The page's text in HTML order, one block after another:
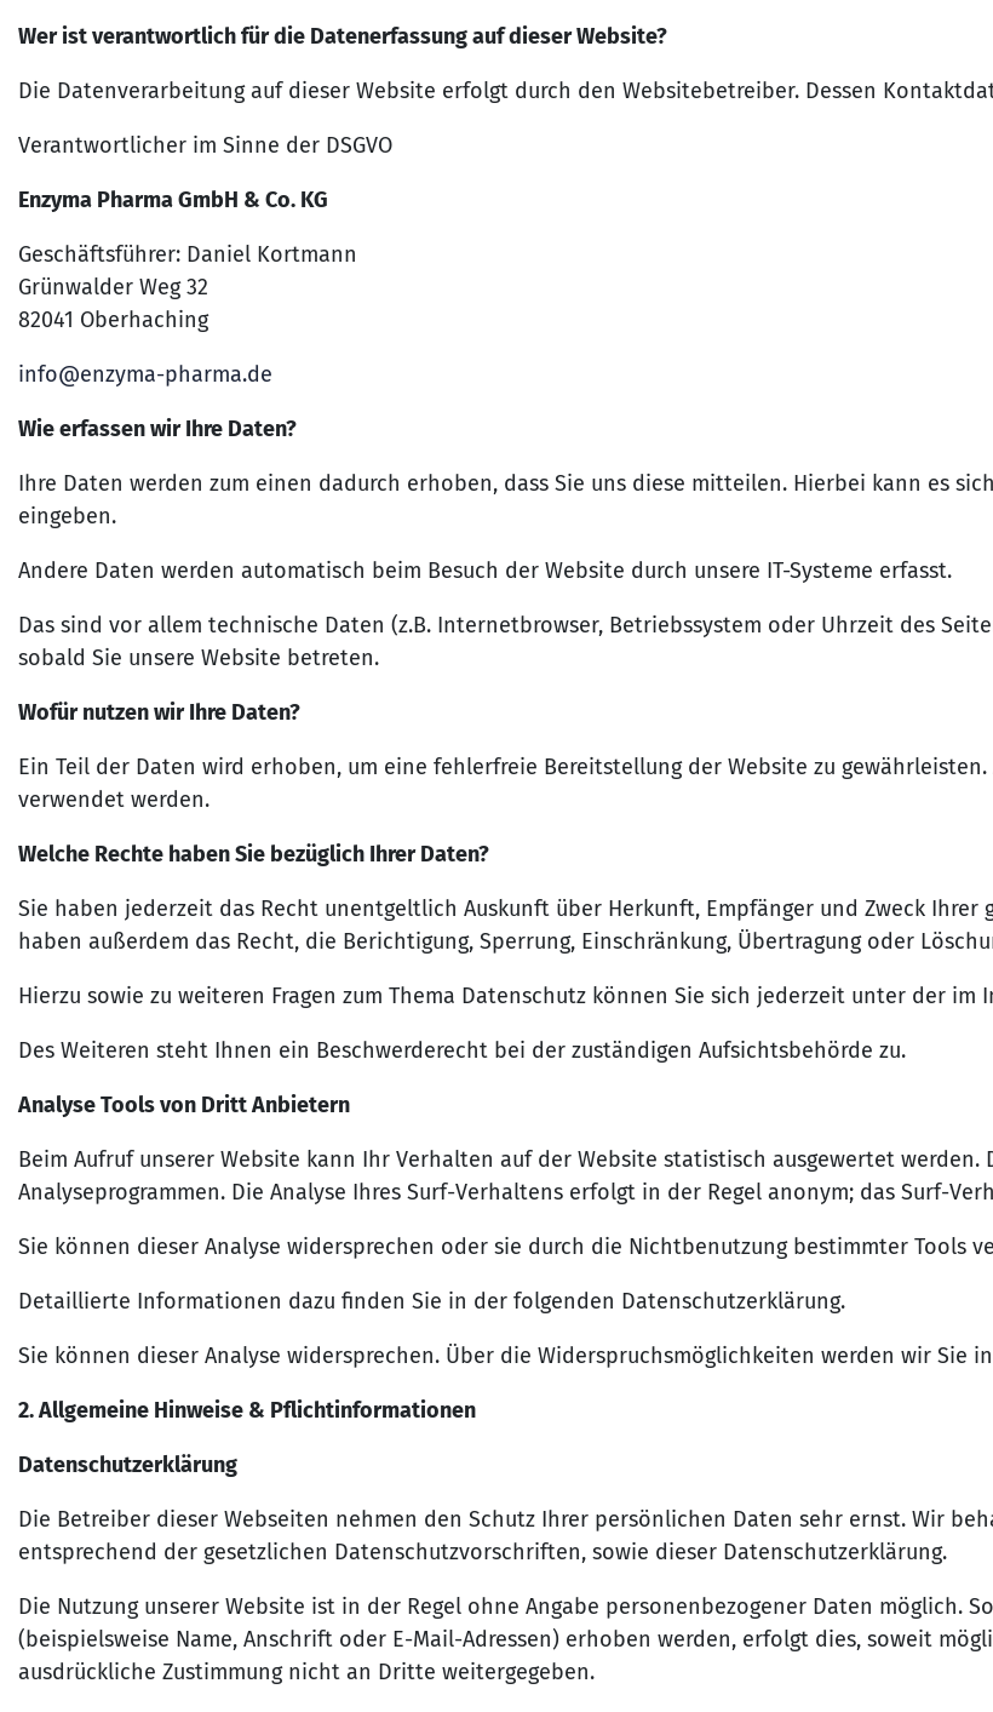
Wer ist verantwortlich für die Datenerfassung auf dieser Website?
Die Datenverarbeitung auf dieser Website erfolgt durch den Websitebetreiber. Dessen
Verantwortlicher im Sinne der DSGVO
Enzyma Pharma GmbH & Co. KG
Geschäftsführer: Daniel Kortmann
Grünwalder Weg 32
82041 Oberhaching
info@enzyma-pharma.de
Wie erfassen wir Ihre Daten?
Ihre Daten werden zum einen dadurch erhoben, dass Sie uns diese mitteilen. Hierbei kann es
eingeben.
Andere Daten werden automatisch beim Besuch der Website durch unsere IT-Systeme erfasst.
Das sind vor allem technische Daten (z.B. Internetbrowser, Betriebssystem oder Uhrzeit des
sobald Sie unsere Website betreten.
Wofür nutzen wir Ihre Daten?
Ein Teil der Daten wird erhoben, um eine fehlerfreie Bereitstellung der Website zu
verwendet werden.
Welche Rechte haben Sie bezüglich Ihrer Daten?
Sie haben jederzeit das Recht unentgeltlich Auskunft über Herkunft, Empfänger und Zweck
haben außerdem das Recht, die Berichtigung, Sperrung, Einschränkung, Übertragung oder
Hierzu sowie zu weiteren Fragen zum Thema Datenschutz können Sie sich jederzeit unter der im
Des Weiteren steht Ihnen ein Beschwerderecht bei der zuständigen Aufsichtsbehörde zu.
Analyse Tools von Dritt Anbietern
Beim Aufruf unserer Website kann Ihr Verhalten auf der Website statistisch ausgewertet
Analyseprogrammen. Die Analyse Ihres Surf-Verhaltens erfolgt in der Regel anonym; das Surf-
Sie können dieser Analyse widersprechen oder sie durch die Nichtbenutzung bestimmter Tools
Detaillierte Informationen dazu finden Sie in der folgenden Datenschutzerklärung.
Sie können dieser Analyse widersprechen. Über die Widerspruchsmöglichkeiten werden wir Sie
2. Allgemeine Hinweise & Pflichtinformationen
Datenschutzerklärung
Die Betreiber dieser Webseiten nehmen den Schutz Ihrer persönlichen Daten sehr ernst. Wir
entsprechend der gesetzlichen Datenschutzvorschriften, sowie dieser Datenschutzerklärung.
Die Nutzung unserer Website ist in der Regel ohne Angabe personenbezogener Daten möglich.
(beispielsweise Name, Anschrift oder E-Mail-Adressen) erhoben werden, erfolgt dies, soweit
ausdrückliche Zustimmung nicht an Dritte weitergegeben.